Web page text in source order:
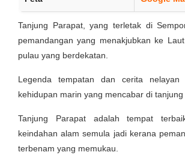
Tanjung Parapat, yang terletak di
pemandangan yang menakjubkan ke
pulau yang berdekatan.
Legenda tempatan dan cerita nelayan
kehidupan marin yang mencabar di tanjung
Tanjung Parapat adalah tempat
keindahan alam semula jadi kerana
terbenam yang memukau.